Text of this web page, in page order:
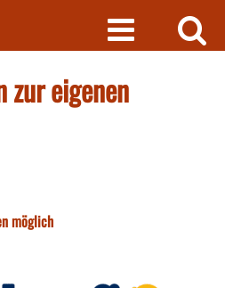
zur eigenen
möglich